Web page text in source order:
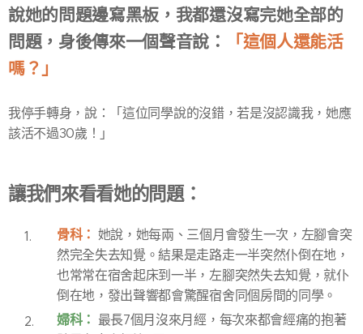
說她的問題邊寫黑板，我都還沒寫完她全部的
問題，身後傳來一個聲音說：
「這個人還能活
嗎？」
我停手轉身，說：「這位同學說的沒錯，若是沒認識我，她應
該活不過30歲！」
讓我們來看看她的問題：
骨科： 她說，她每兩、三個月會發生一次，左腳會突
然完全失去知覺。結果是走路走一半突然仆倒在地，
也常常在宿舍起床到一半，左腳突然失去知覺，就仆
倒在地，發出聲響都會驚醒宿舍同個房間的同學。
婦科： 最長7個月沒來月經，每次來都會經痛的抱著